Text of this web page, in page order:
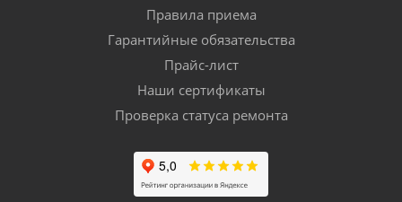
Правила приема
Гарантийные обязательства
Прайс-лист
Наши сертификаты
Проверка статуса ремонта